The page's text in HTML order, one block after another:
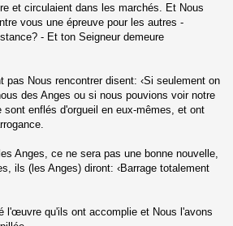
et circulaient dans les marchés. Et Nous
vous une épreuve pour les autres -
- Et ton Seigneur demeure
pas Nous rencontrer disent: ‹Si seulement on
des Anges ou si nous pouvions voir notre
sont enflés d'orgueil en eux-mêmes, et ont
Anges, ce ne sera pas une bonne nouvelle,
ils (les Anges) diront: ‹Barrage totalement
l'œuvre qu'ils ont accomplie et Nous l'avons